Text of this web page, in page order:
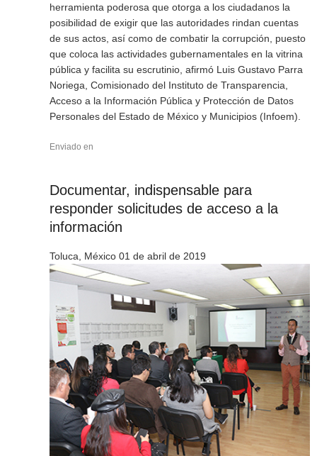
herramienta poderosa que otorga a los ciudadanos la
posibilidad de exigir que las autoridades rindan cuentas
de sus actos, así como de combatir la corrupción, puesto
que coloca las actividades gubernamentales en la vitrina
pública y facilita su escrutinio, afirmó Luis Gustavo Parra
Noriega, Comisionado del Instituto de Transparencia,
Acceso a la Información Pública y Protección de Datos
Personales del Estado de México y Municipios (Infoem).
Enviado en
Documentar, indispensable para
responder solicitudes de acceso a la
información
Toluca, México 01 de abril de 2019